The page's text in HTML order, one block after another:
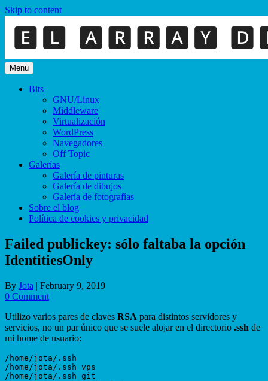
Skip to content
Menu
Bits
GNU/Linux
Middleware
Virtualización
WordPress
Navegadores
Off Topic
Galerías
Galería de pinturas
Galería de dibujos
Galería de fotografías
Sobre el blog
Política de cookies y privacidad
Failed publickey: sólo faltaba la opción
IdentitiesOnly
By Jota | February 9, 2019
0 Comment
Utilizo varios pares de claves RSA para distintos servidores y
servicios, no un par único que se suele alojar en el directorio .ssh de
mi home de usuario:
/home/jota/.ssh
/home/jota/.ssh_vps
/home/jota/.ssh_git